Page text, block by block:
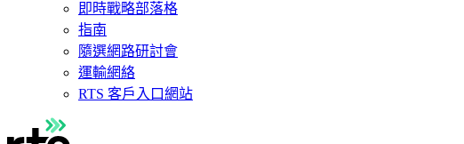
即時戰略部落格
指南
隨選網路研討會
運輸網絡
RTS 客戶入口網站